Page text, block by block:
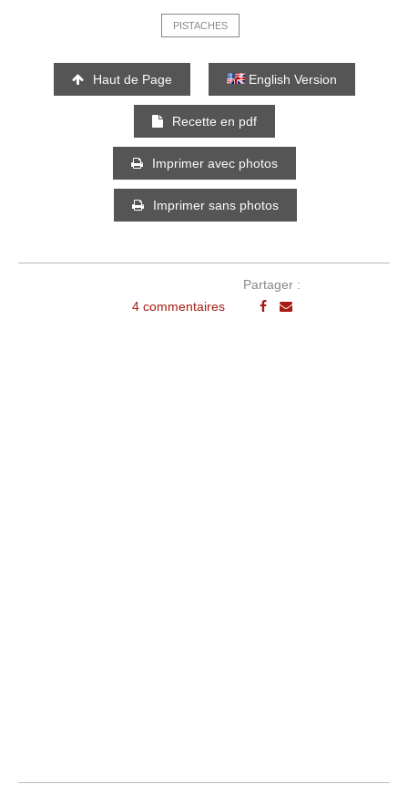
PISTACHES
Haut de Page English Version
Recette en pdf
Imprimer avec photos
Imprimer sans photos
4 commentaires
Partager :